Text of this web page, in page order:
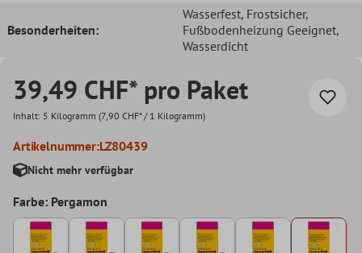
Besonderheiten:
Wasserfest, Frostsicher,
Fußbodenheizung Geeignet,
Wasserdicht
39,49 CHF* pro Paket
Inhalt: 5 Kilogramm (7,90 CHF* / 1 Kilogramm)
Artikelnummer:LZ80439
Nicht mehr verfügbar
Farbe: Pergamon